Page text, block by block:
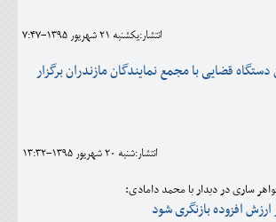
انتشار:يکشنبه 21 شهريور 1395-7:47
قضایی با مجمع نمایندگان مازندران برگزار
انتشار:شنبه 20 شهريور 1395-13:32
ساری در دیدار با محمد دامادی:
ارزش افزوده بازنگری شود